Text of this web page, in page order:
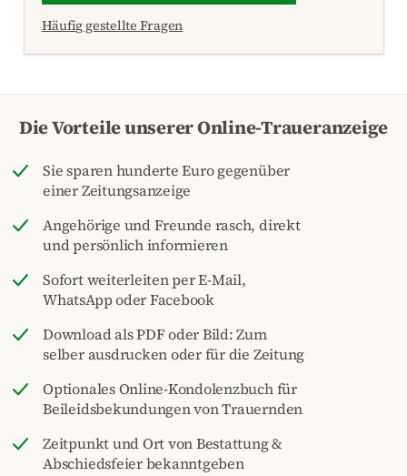
Häufig gestellte Fragen
Die Vorteile unserer Online-Traueranzeige
Sie sparen hunderte Euro gegenüber
einer Zeitungsanzeige
Angehörige und Freunde rasch, direkt
und persönlich informieren
Sofort weiterleiten per E-Mail,
WhatsApp oder Facebook
Download als PDF oder Bild: Zum
selber ausdrucken oder für die Zeitung
Optionales Online-Kondolenzbuch für
Beileidsbekundungen von Trauernden
Zeitpunkt und Ort von Bestattung &
Abschiedsfeier bekanntgeben